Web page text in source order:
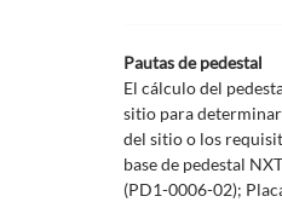
Pautas de pedestal
El cálculo del
sitio para determinar
del sitio o los
base de pedestal
(PD1-0006-02);